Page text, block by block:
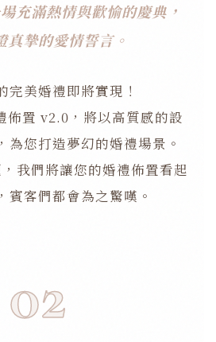
充滿熱情與歡愉的慶典，
真摯的愛情誓言。
完美婚禮即將實現！
佈置 v2.0，將以高質感的設
為您打造夢幻的婚禮場景。
我們將讓您的婚禮佈置看起
賓客們都會為之驚嘆。
02